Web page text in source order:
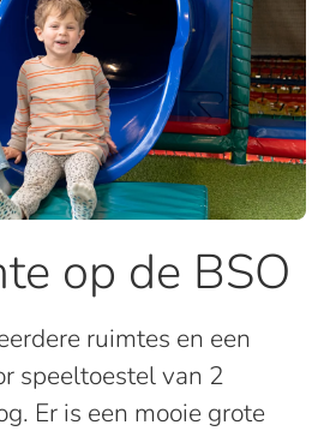
op de BSO
ruimtes en een
speeltoestel van 2
Er is een mooie grote